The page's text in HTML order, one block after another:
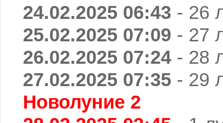
24.02.2025 06:43 - 26
25.02.2025 07:09 - 27
26.02.2025 07:24 - 28
27.02.2025 07:35 - 29
Новолуние 2